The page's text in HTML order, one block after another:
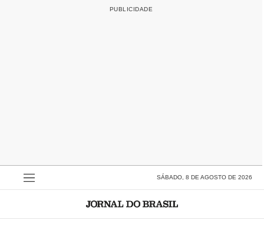
SÁBADO, 8 DE AGOSTO DE 2026